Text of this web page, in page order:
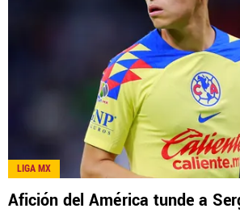
LIGA MX
Afición del América tunde a